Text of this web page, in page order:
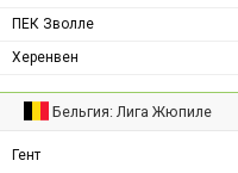
ПЕК Зволле
Херенвен
Бельгия: Лига Жюпиле
Гент